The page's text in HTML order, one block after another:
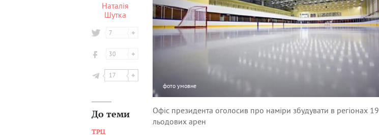
Наталія
Шутка
7
30
17
До теми
ТРЦ
фото умовне
Офіс президента оголосив про наміри збудувати в регіонах 19
льодових арен